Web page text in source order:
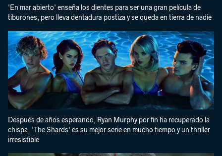
'En mar abierto' enseña los dientes para ser una gran película de
tiburones, pero lleva dentadura postiza y se queda en tierra de nadie
Después de años esperando, Ryan Murphy por fin ha recuperado la
chispa. 'The Shards' es su mejor serie en mucho tiempo y un thriller
irresistible